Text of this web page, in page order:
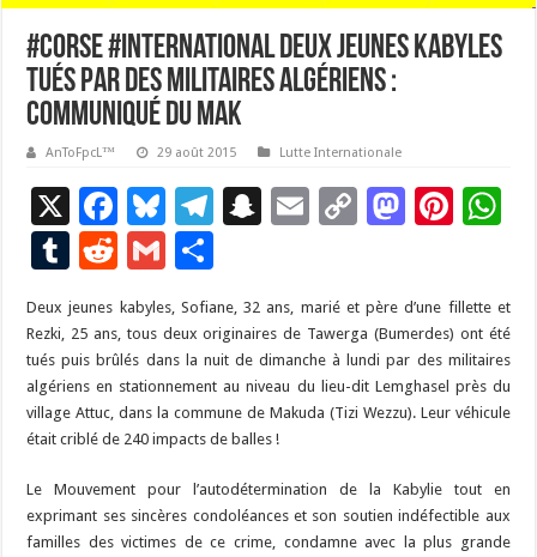
#Corse #International Deux jeunes kabyles
tués par des militaires algériens :
Communiqué du MAK
AnToFpcL™ 29 août 2015 Lutte Internationale
X
F
ac
e
b
o
o
k
Bl
u
es
ky
T
gr
a
m
S
p
c
h
at
E
l
C
y
Li
n
M
d
o
n
Pi
es
t
p
p
T
u
m
bl
r
R
e
d
di
t
G
ai
l
ta
g
er
Deux jeunes kabyles, Sofiane, 32 ans, marié et père d’une fillette et
Rezki, 25 ans, tous deux originaires de Tawerga (Bumerdes) ont été
tués puis brûlés dans la nuit de dimanche à lundi par des militaires
algériens en stationnement au niveau du lieu-dit Lemghasel près du
village Attuc, dans la commune de Makuda (Tizi Wezzu). Leur véhicule
était criblé de 240 impacts de balles !
Le Mouvement pour l’autodétermination de la Kabylie tout en
exprimant ses sincères condoléances et son soutien indéfectible aux
familles des victimes de ce crime, condamne avec la plus grande